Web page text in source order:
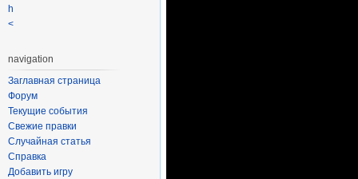
h
<
navigation
Заглавная страница
Форум
Текущие события
Свежие правки
Случайная статья
Справка
Добавить игру